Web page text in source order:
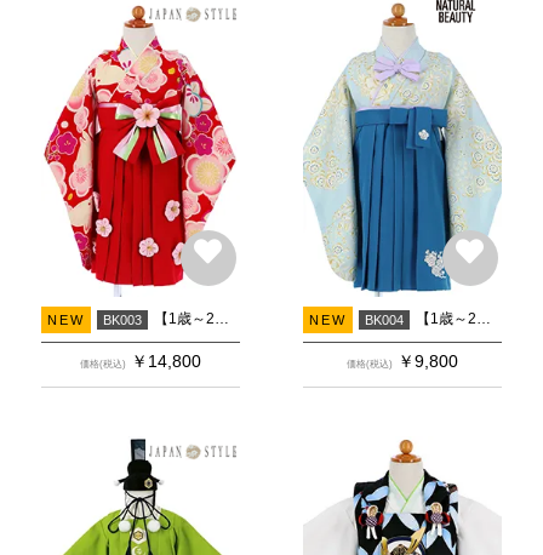
NEW BK003 【1歳～2歳 女の子 着物】袴 赤梅兎×赤梅
価格(税込) ￥ 14,800
NEW BK004 【1歳～2歳 女の子 着物】袴 水色梅×ブルー梅
価格(税込) ￥9,800